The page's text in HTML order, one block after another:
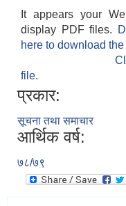
It appears your
display PDF files.
here to download
file.
प्रकार:
सूचना तथा समाचार
आर्थिक वर्ष:
७८/७९